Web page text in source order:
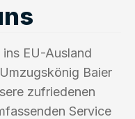
EU-Ausland
Baier
zufriedenen
Service